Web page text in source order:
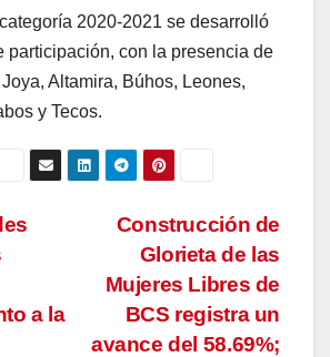
2020-2021 se desarrolló
participación, con la presencia de
Altamira, Búhos, Leones,
y Tecos.
Construcción de
Glorieta de las
Mujeres Libres de
BCS registra un
avance del 58.69%;
a la